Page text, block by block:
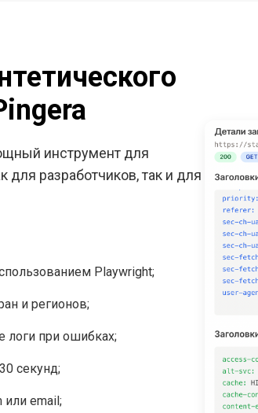
инструмент для
для разработчиков, так и для
Playwright;
и регионов;
логи при ошибках;
секунд;
или email;